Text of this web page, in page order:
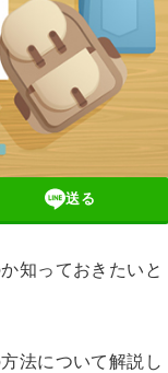
送る
知っておきたいと
法について解説し